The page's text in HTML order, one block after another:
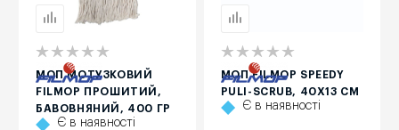
МОП МОТУЗКОВИЙ
FILMOP ПРОШИТИЙ,
БАВОВНЯНИЙ, 400 ГР
Є в наявності
МОП FILMOP SPEEDY
PULI-SCRUB, 40Х13 СМ
Є в наявності